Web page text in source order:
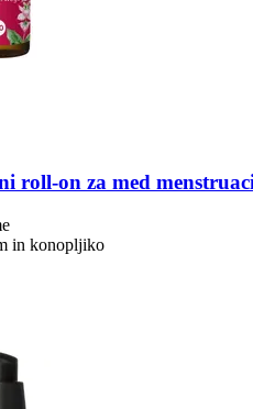
roll-​on za med
in konopljiko